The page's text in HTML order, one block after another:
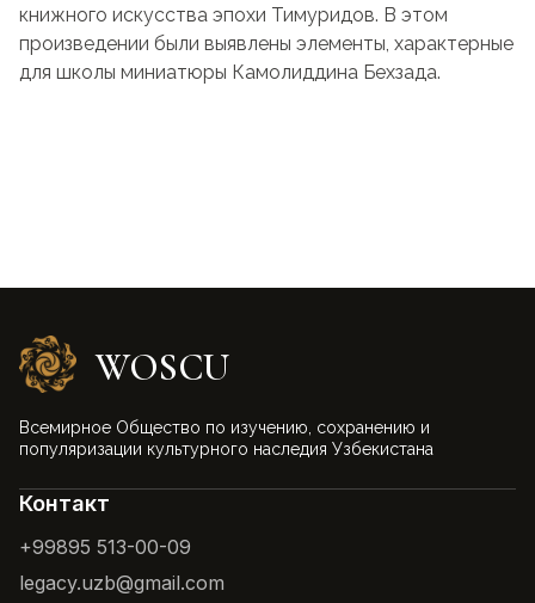
книжного искусства эпохи Тимуридов. В этом
произведении были выявлены элементы, характерные
для школы миниатюры Камолиддина Бехзада.
WOSCU
Всемирное Общество по изучению, сохранению и
популяризации культурного наследия Узбекистана
Контакт
+99895 513-00-09
legacy.uzb@gmail.com